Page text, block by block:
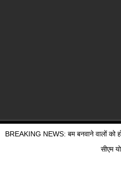
BREAKING NEWS: बम बनवाने वालों को
सीएम